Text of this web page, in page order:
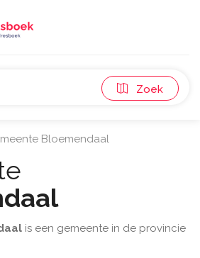
Zoek
Bloemendaal
is een gemeente in de provincie